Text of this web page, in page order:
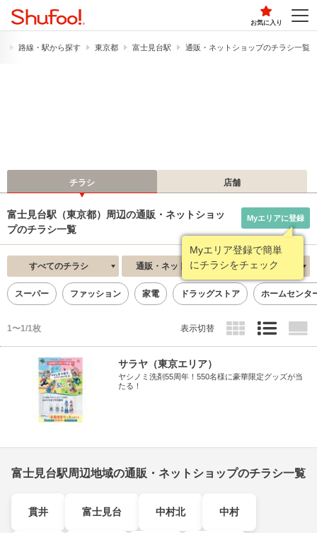
お気に入り
路線・駅から探す 東京都 富士見台駅 通販・ネットショップのチラシ一覧
チラシ 店舗
富士見台駅（東京都）周辺の通販・ネットショッ
プのチラシ一覧
Myエリア登録で簡単
にチラシをチェック
Myエリアに登録
すべてのチラシ 通販・ネットショップ 新着順
スーパー ファッション 家電 ドラッグストア ホームセンタ
1〜1/1枚 表示切替
サラヤ（東京エリア）
ヤシノミ洗剤55周年！550名様に豪華限定グッズが当
たる！
富士見台駅周辺地域の通販・ネットショップのチラシ一覧
貫井 富士見台 中村北 中村